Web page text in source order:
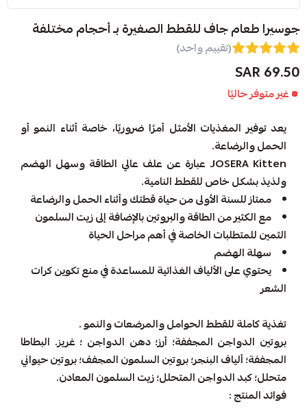
جوسيرا طعام جاف للقطط الصغيرة بـ أحجام مختلفة
(تقييم واحد)
69.50 SAR
غير متوفر حاليًا
يعد توفير المغذيات الأمثل أمرًا ضروريًا، خاصة أثناء النمو أو
الحمل والرضاعة.
JOSERA Kitten عبارة عن علف عالي الطاقة وسهل الهضم
ولذيذ بشكل خاص للقطط النامية.
ممتاز للسنة الأولى من حياة قطتك وأثناء الحمل والرضاعة
مع الكثير من الطاقة والبروتين بالإضافة إلى زيت السلمون
الثمين للمتطلبات الخاصة في أهم مراحل الحياة
سهلة الهضم
يحتوي على الألياف الغذائية للمساعدة في منع تكوين كرات
الشعر
تغذية كاملة للقطط الحوامل والمرضعات والنمو .
بروتين الدواجن المجففة؛ أرز؛ دهن الدواجن ؛ غريز. البطاطا
المجففة؛ ألياف البنجر؛ بروتين السلمون المجفف؛ بروتين حيواني
متحلل؛ كبد الدواجن المتحلل؛ زيت السلمون المعادن.
فوائد المنتج :